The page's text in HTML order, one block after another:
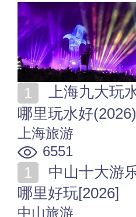
哪里玩水好(2026)
上海旅游
6551
哪里好玩[2026]
中山旅游